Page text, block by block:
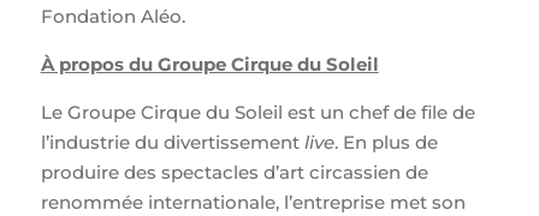
Fondation Aléo.
À propos du Groupe Cirque du Soleil
Le Groupe Cirque du Soleil est un chef de file de
l’industrie du divertissement live. En plus de
produire des spectacles d’art circassien de
renommée internationale, l’entreprise met son